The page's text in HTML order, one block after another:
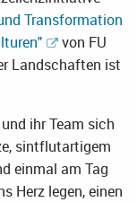
Transformation
von FU
Landschaften ist
ihr Team sich
sintflutartigem
einmal am Tag
Herz legen, einen